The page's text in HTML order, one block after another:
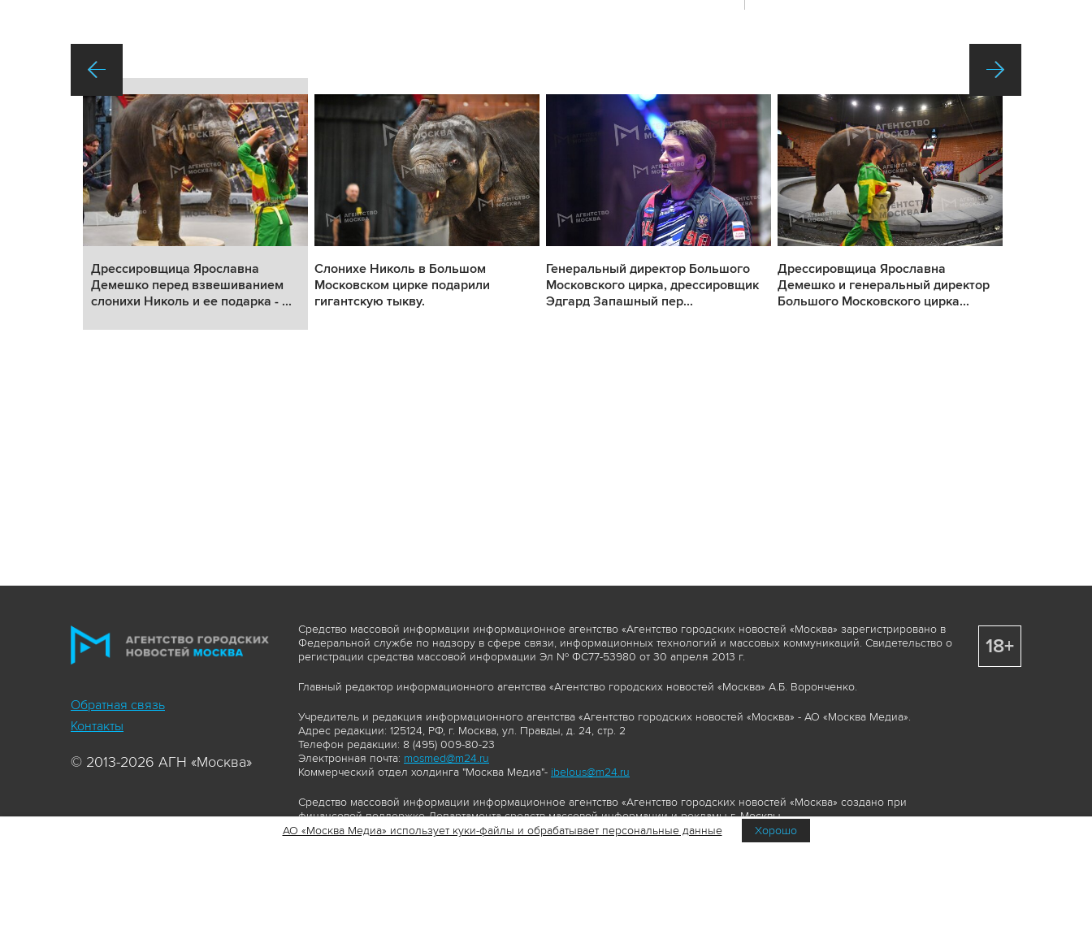
Дрессировщица Ярославна
Демешко перед взвешиванием
слонихи Николь и ее подарка - ...
Слонихе Николь в Большом
Московском цирке подарили
гигантскую тыкву.
Генеральный директор Большого
Московского цирка, дрессировщик
Эдгард Запашный пер...
Дрессировщица Ярославна
Демешко и генеральный директор
Большого Московского цирка...
Обратная связь
Контакты
© 2013-2026 АГН «Москва»
Средство массовой информации информационное агентство «Агентство городских новостей «Москва» зарегистрировано в
Федеральной службе по надзору в сфере связи, информационных технологий и массовых коммуникаций. Свидетельство о
регистрации средства массовой информации Эл № ФС77-53980 от 30 апреля 2013 г.
Главный редактор информационного агентства «Агентство городских новостей «Москва» А.Б. Воронченко.
Учредитель и редакция информационного агентства «Агентство городских новостей «Москва» - АО «Москва Медиа».
Адрес редакции: 125124, РФ, г. Москва, ул. Правды, д. 24, стр. 2
Телефон редакции: 8 (495) 009-80-23
Электронная почта: mosmed@m24.ru
Коммерческий отдел холдинга "Москва Медиа"- ibelous@m24.ru
Средство массовой информации информационное агентство «Агентство городских новостей «Москва» создано при
финансовой поддержке Департамента средств массовой информации и рекламы г. Москвы.
Сайт https://www.mskagency.ru содержит материалы, товарные знаки и иные охраняемые элементы, включая, но, не
18+
АО «Москва Медиа» использует куки-файлы и обрабатывает персональные данные Хорошо